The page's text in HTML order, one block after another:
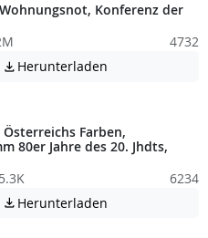
Konferenz der
4732
 Herunterladen
Farben,
80er Jahre des 20. Jhdts,
6234
 Herunterladen